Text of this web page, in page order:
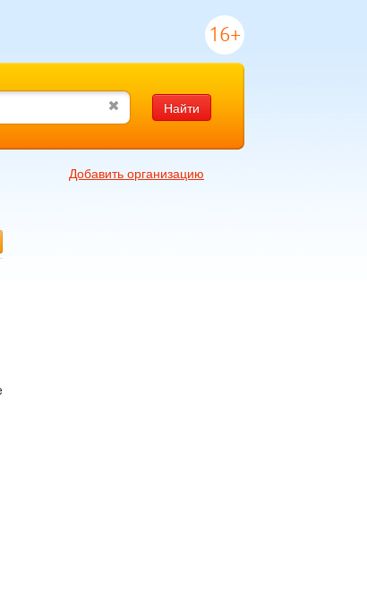
16+
Найти
Добавить организацию